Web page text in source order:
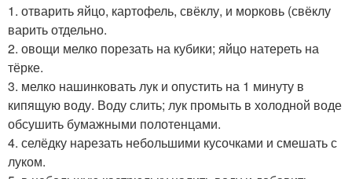
1. отварить яйцо, картофель, свёклу, и морковь (свёклу
варить отдельно.
2. овощи мелко порезать на кубики; яйцо натереть на
тёрке.
3. мелко нашинковать лук и опустить на 1 минуту в
кипящую воду. Воду слить; лук промыть в холодной воде
обсушить бумажными полотенцами.
4. селёдку нарезать небольшими кусочками и смешать с
луком.